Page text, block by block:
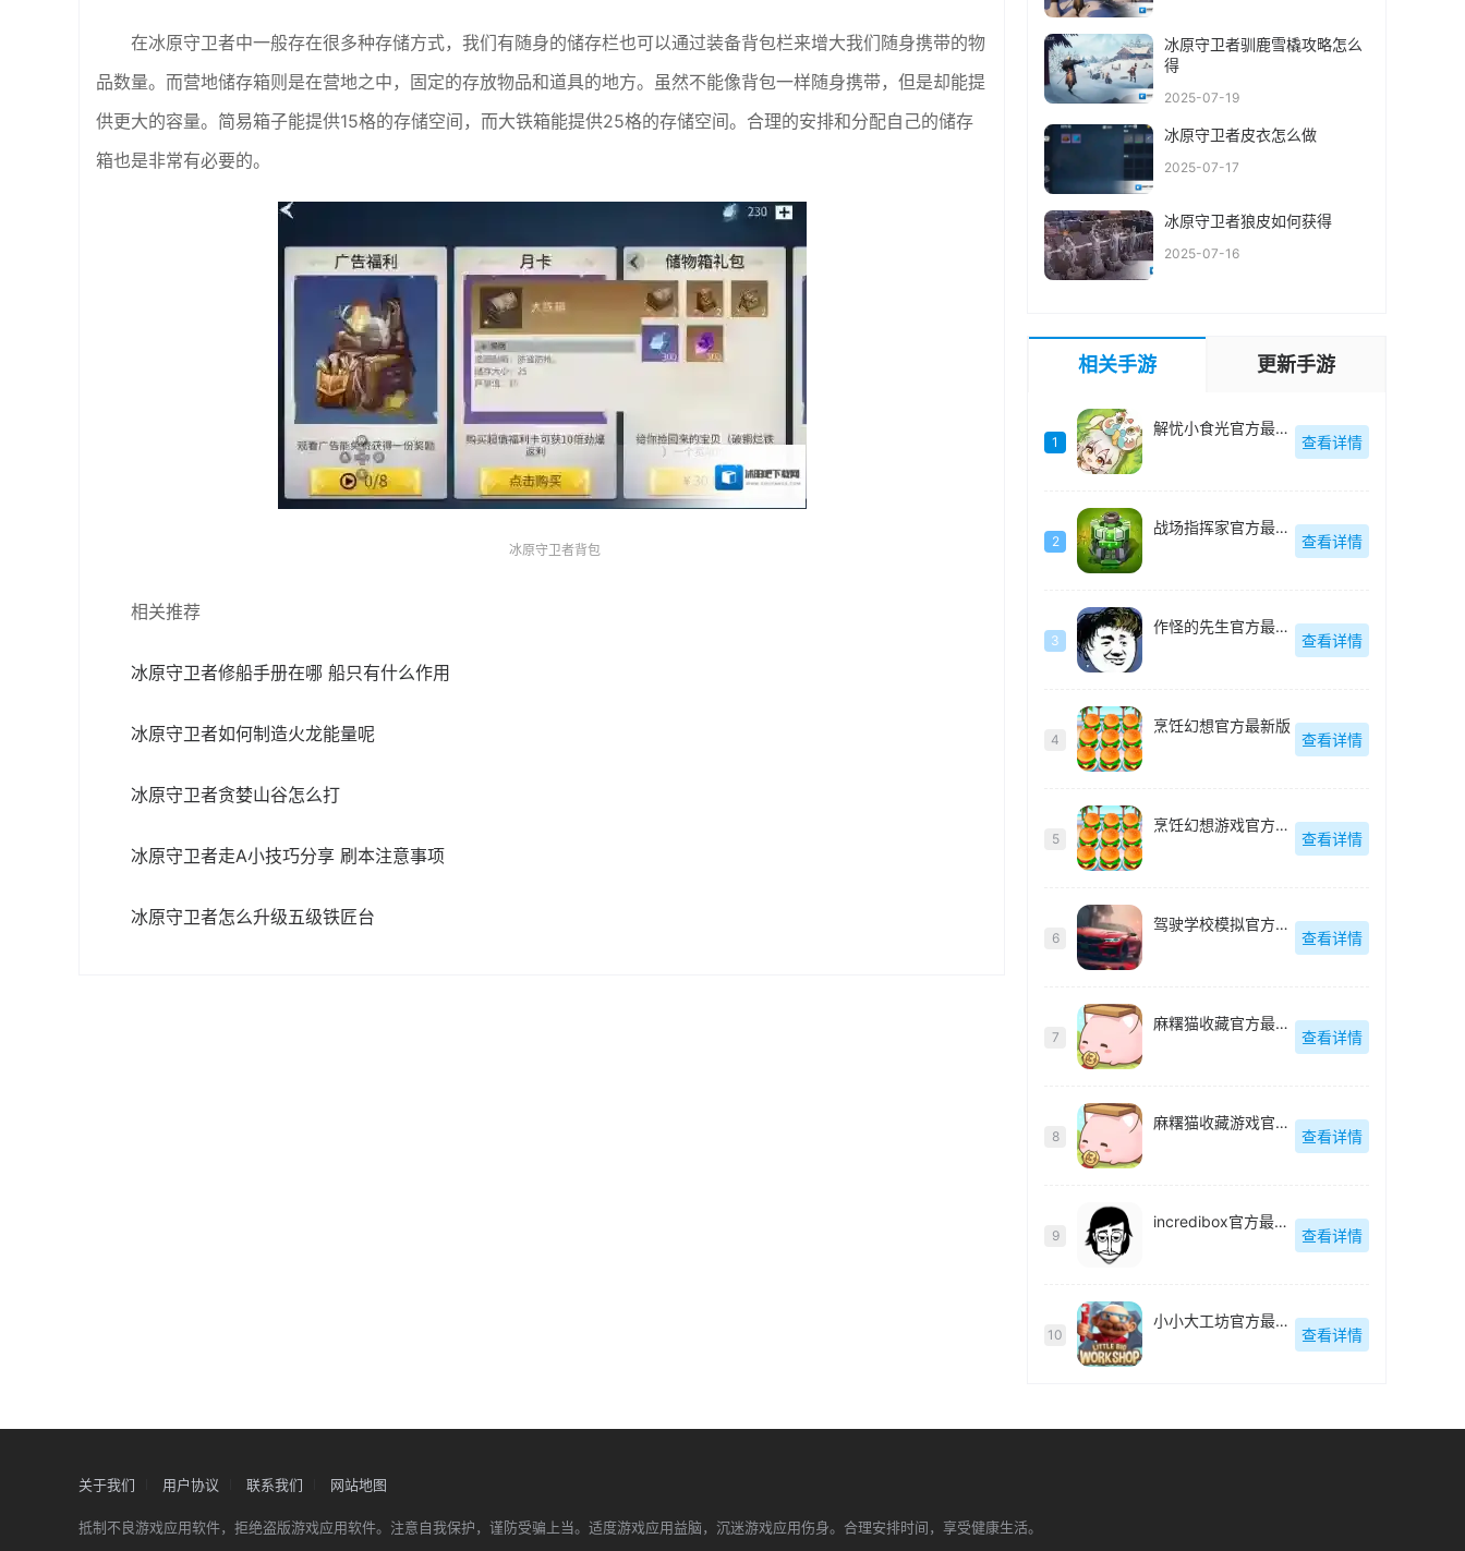
在冰原守卫者中一般存在很多种存储方式，我们有随身的储存栏也可以通过装备背包栏来增大我们随身携带的物
品数量。而营地储存箱则是在营地之中，固定的存放物品和道具的地方。虽然不能像背包一样随身携带，但是却能提
供更大的容量。简易箱子能提供15格的存储空间，而大铁箱能提供25格的存储空间。合理的安排和分配自己的储存
箱也是非常有必要的。
冰原守卫者背包
相关推荐
冰原守卫者修船手册在哪 船只有什么作用
冰原守卫者如何制造火龙能量呢
冰原守卫者贪婪山谷怎么打
冰原守卫者走A小技巧分享 刷本注意事项
冰原守卫者怎么升级五级铁匠台
冰原守卫者驯鹿雪橇攻略怎么
得
2025-07-19
冰原守卫者皮衣怎么做
2025-07-17
冰原守卫者狼皮如何获得
2025-07-16
相关手游 更新手游
1
解忧小食光官方最新版
查看详情
2
战场指挥家官方最新版
查看详情
3
作怪的先生官方最新版
查看详情
4
烹饪幻想官方最新版
查看详情
5
烹饪幻想游戏官方最新版
查看详情
6
驾驶学校模拟官方最新版
查看详情
7
麻糬猫收藏官方最新版
查看详情
8
麻糬猫收藏游戏官方最新版
查看详情
9
incredibox官方最新版
查看详情
10
小小大工坊官方最新版
查看详情
关于我们 用户协议 联系我们 网站地图
抵制不良游戏应用软件，拒绝盗版游戏应用软件。注意自我保护，谨防受骗上当。适度游戏应用益脑，沉迷游戏应用伤身。合理安排时间，享受健康生活。